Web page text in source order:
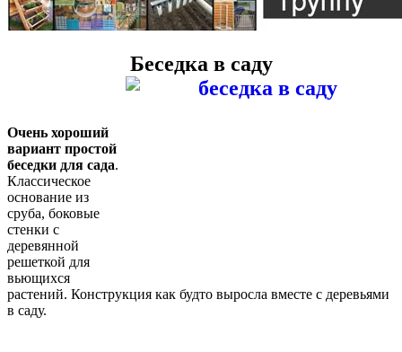
Беседка в саду
Очень хороший
вариант простой
беседки для сада.
Классическое
основание из
сруба, боковые
стенки с
деревянной
решеткой для
вьющихся
растений. Конструкция как будто выросла вместе с деревьями
в саду.